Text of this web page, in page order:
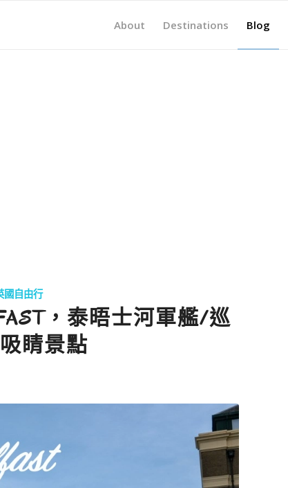
About Destinations Blog
國自由行
，泰晤士河軍艦/巡
睛景點